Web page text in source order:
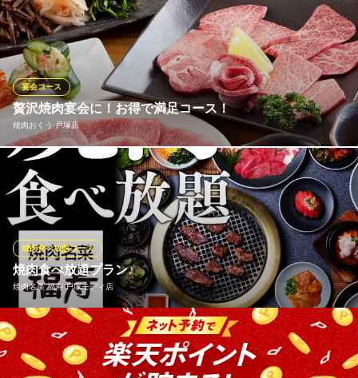
国産黒毛和牛100％のこのハンバーグは、お店でひとつひとつ手作
りしています！ブロックのお肉をお店で挽くことから始め、丁寧
にこねて作ります。リピーターの方が必ず頼む看板メニューで
す！
芝浦食肉 戸塚西口店
肉自慢のホルモン居酒屋
ＪＲ戸塚駅西口 徒歩2分
神奈川県横浜市戸塚区戸塚町104 戸塚ツタヤビル2F
贅沢焼肉宴会に！お得で満足コース！
焼肉おくう 戸塚店
宴会コース
和牛を使用したコースでこのお値打ち価格！お肉は塩盛皿とタレ
盛皿2種類でご用意いたします。ご用途、ご予算に応じたコースを
数種類ご用意。山形牛や希少部位などを使用したコースもご用意
しております。人気のコースは9品からなる福コース。お一人様5,
500円。
焼肉おくう 戸塚店
山形牛販売指定店
ＪＲ東海道本線戸塚駅 徒歩3分
神奈川県横浜市戸塚区戸塚町16-1 トツカーナ4F
焼肉食べ放題プラン♪
焼肉名菜 福寿 戸塚モディ店
焼肉食べ放題コース
【食べ放題プラン】厳選されたお肉が思う存分食べられる。焼肉
食べ放題プラン【くつろぎの空間】プライベートな雰囲気を大切
にした店内は、ビジネスの接待・宴会はもちろん、ご家族や友人